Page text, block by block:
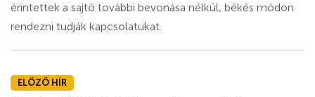
érintettek a sajtó további bevonása nélkül, békés módon
rendezni tudják kapcsolatukat.
ELŐZŐ HÍR